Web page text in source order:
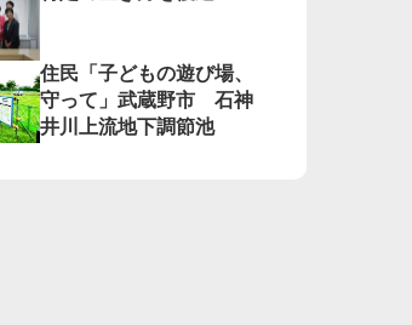
住民「子どもの遊び場、
守って」武蔵野市 石神
井川上流地下調節池